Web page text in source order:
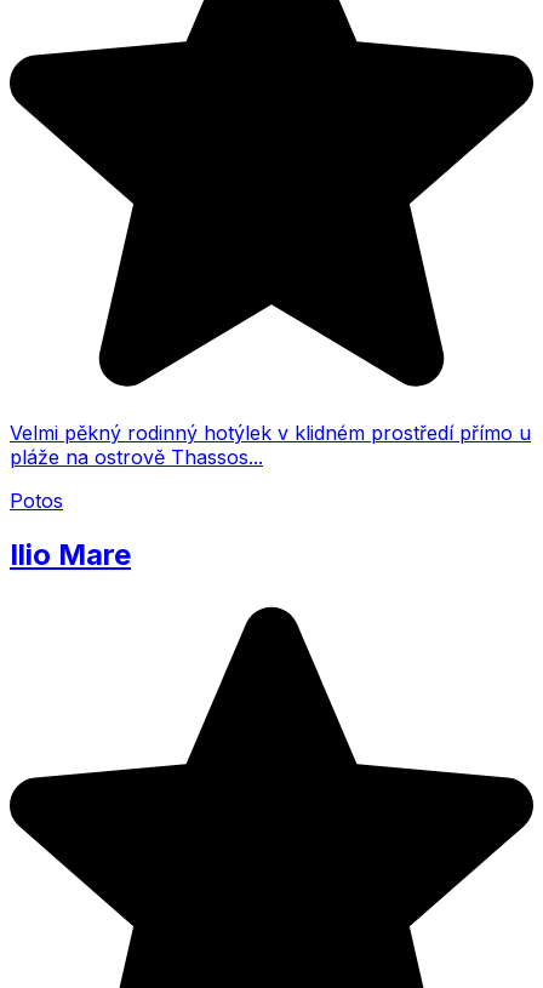
Velmi pěkný rodinný hotýlek v klidném prostředí přímo u
pláže na ostrově Thassos...
Potos
Ilio Mare